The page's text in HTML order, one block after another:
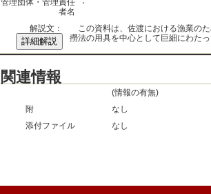
管理団体・管理責任
者名
解説文：
詳細解説
この資料は、佐渡における漁業の
撈法の用具を中心として巨細にわたっ
関連情報
(情報の有無)
附
なし
添付ファイル
なし